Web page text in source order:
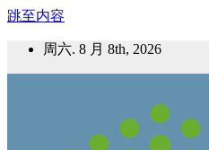
跳至内容
周六. 8 月 8th, 2026